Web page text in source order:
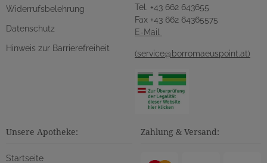
Widerrufsbelehrung
Datenschutz
Hinweis zur Barrierefreiheit
Tel. +43 662 643655
Fax +43 662 64365575
E-Mail
(service@borromaeuspoint.at)
Unsere Apotheke:
Startseite
Zahlung & Versand: